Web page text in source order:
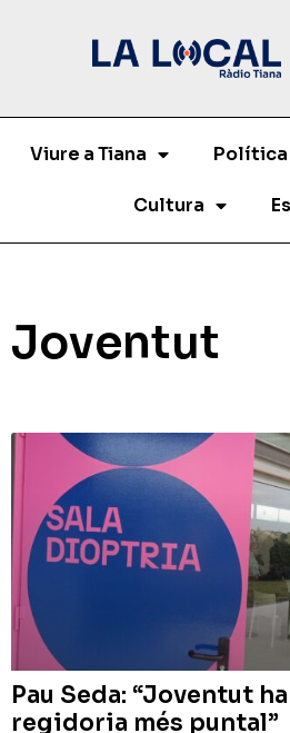
Viure a Tiana Política
Cultura
Joventut
Pau Seda: “Joventut
regidoria més puntal”